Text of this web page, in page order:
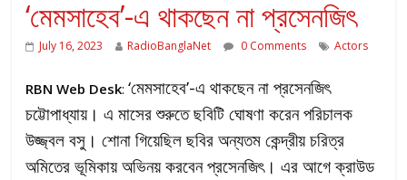
‘মেমসাহেব’-এ থাকছেন না প্রসেনজিৎ
July 16, 2023 RadioBanglaNet 0 Comments Actors
RBN Web Desk:‘মেমসাহেব’-এ থাকছেন না প্রসেনজিৎ
চট্টোপাধ্যায়। এ মাসের শুরুতে ছবিটি ঘোষণা করেন পরিচালক
উজ্জ্বল বসু। শোনা গিয়েছিল ছবির অন্যতম কেন্দ্রীয় চরিত্র
অমিতের ভূমিকায় অভিনয় করবেন প্রসেনজিৎ। এর আগে ক্রাউড